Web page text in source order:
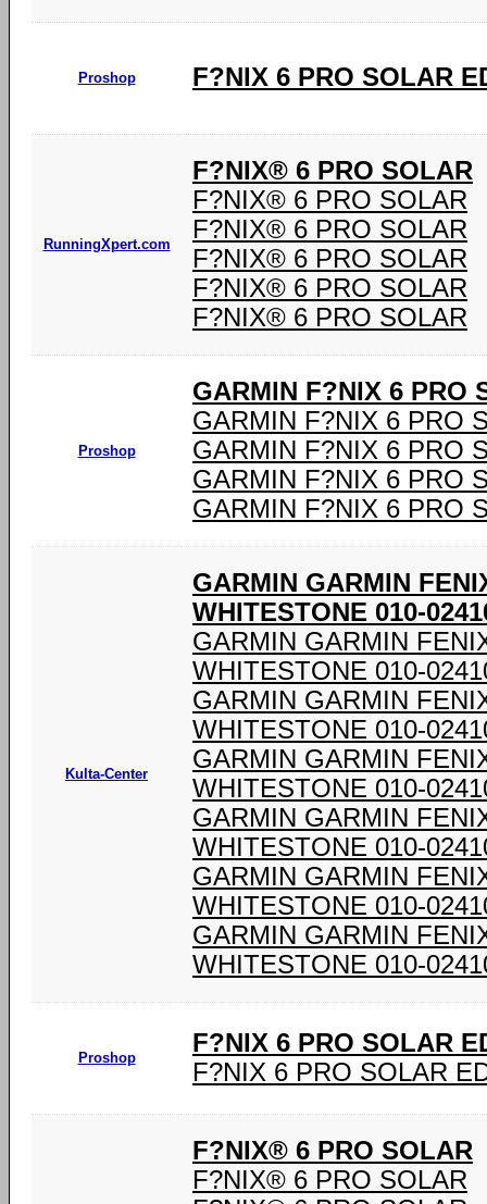
Proshop F?NIX 6 PRO SOLAR
RunningXpert.com
F?NIX® 6 PRO SOLAR
F?NIX® 6 PRO SOLAR
F?NIX® 6 PRO SOLAR
F?NIX® 6 PRO SOLAR
F?NIX® 6 PRO SOLAR
F?NIX® 6 PRO SOLAR
Proshop
GARMIN F?NIX 6 PRO
GARMIN F?NIX 6 PRO
GARMIN F?NIX 6 PRO
GARMIN F?NIX 6 PRO
GARMIN F?NIX 6 PRO
Kulta-Center
GARMIN GARMIN
WHITESTONE 010-
GARMIN GARMIN
WHITESTONE 010-
GARMIN GARMIN
WHITESTONE 010-
GARMIN GARMIN
WHITESTONE 010-
GARMIN GARMIN
WHITESTONE 010-
GARMIN GARMIN
WHITESTONE 010-
GARMIN GARMIN
WHITESTONE 010-
Proshop
F?NIX 6 PRO SOLAR
F?NIX 6 PRO SOLAR
F?NIX® 6 PRO SOLAR
F?NIX® 6 PRO SOLAR